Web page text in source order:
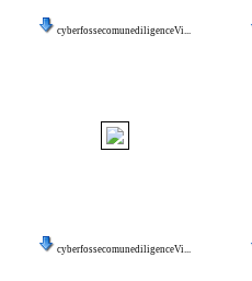
cyberfossecomunediligenceVi...
cyberfossecomunediligenceVi...